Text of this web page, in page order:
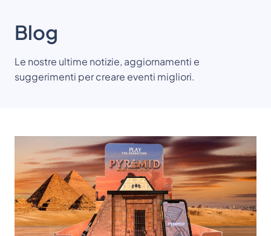
Blog
Le nostre ultime notizie, aggiornamenti e
suggerimenti per creare eventi migliori.